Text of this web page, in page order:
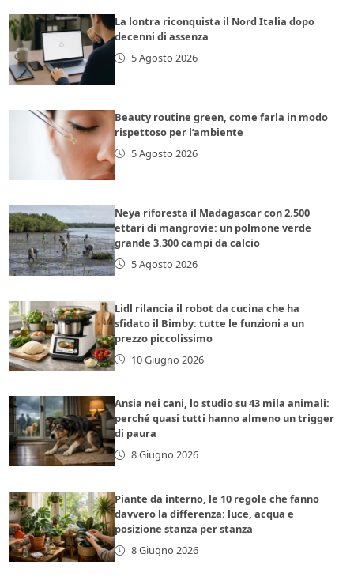
La lontra riconquista il Nord Italia dopo
decenni di assenza
5 Agosto 2026
Beauty routine green, come farla in modo
rispettoso per l’ambiente
5 Agosto 2026
Neya riforesta il Madagascar con 2.500
ettari di mangrovie: un polmone verde
grande 3.300 campi da calcio
5 Agosto 2026
Lidl rilancia il robot da cucina che ha
sfidato il Bimby: tutte le funzioni a un
prezzo piccolissimo
10 Giugno 2026
Ansia nei cani, lo studio su 43 mila animali:
perché quasi tutti hanno almeno un trigger
di paura
8 Giugno 2026
Piante da interno, le 10 regole che fanno
davvero la differenza: luce, acqua e
posizione stanza per stanza
8 Giugno 2026